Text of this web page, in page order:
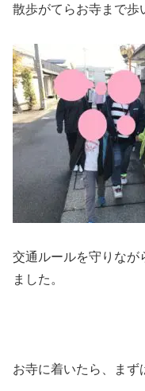
散歩がてらお寺まで歩
交通ルールを守りなが
ました。
お寺に着いたら、まず